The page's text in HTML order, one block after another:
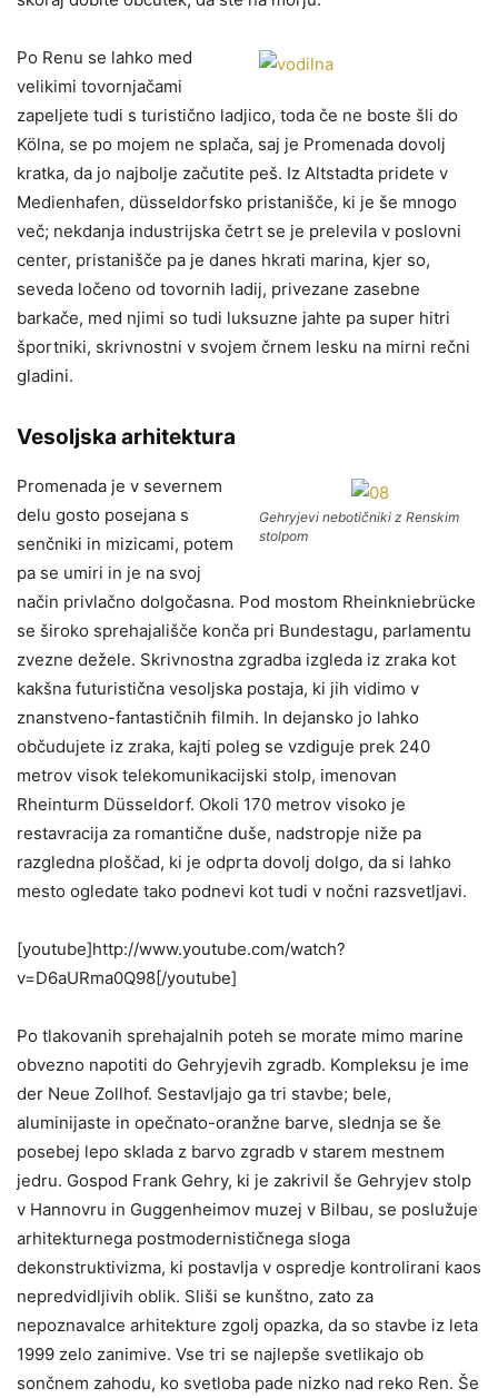
Po Renu se lahko med
velikimi tovornjačami
zapeljete tudi s turistično ladjico, toda če ne boste šli do
Kölna, se po mojem ne splača, saj je Promenada dovolj
kratka, da jo najbolje začutite peš. Iz Altstadta pridete v
Medienhafen, düsseldorfsko pristanišče, ki je še mnogo
več; nekdanja industrijska četrt se je prelevila v poslovni
center, pristanišče pa je danes hkrati marina, kjer so,
seveda ločeno od tovornih ladij, privezane zasebne
barkače, med njimi so tudi luksuzne jahte pa super hitri
športniki, skrivnostni v svojem črnem lesku na mirni rečni
gladini.
Vesoljska arhitektura
Gehryjevi nebotičniki z Renskim
stolpom
Promenada je v severnem
delu gosto posejana s
senčniki in mizicami, potem
pa se umiri in je na svoj
način privlačno dolgočasna. Pod mostom Rheinkniebrücke
se široko sprehajališče konča pri Bundestagu, parlamentu
zvezne dežele. Skrivnostna zgradba izgleda iz zraka kot
kakšna futuristična vesoljska postaja, ki jih vidimo v
znanstveno-fantastičnih filmih. In dejansko jo lahko
občudujete iz zraka, kajti poleg se vzdiguje prek 240
metrov visok telekomunikacijski stolp, imenovan
Rheinturm Düsseldorf. Okoli 170 metrov visoko je
restavracija za romantične duše, nadstropje niže pa
razgledna ploščad, ki je odprta dovolj dolgo, da si lahko
mesto ogledate tako podnevi kot tudi v nočni razsvetljavi.
[youtube]http://www.youtube.com/watch?
v=D6aURma0Q98[/youtube]
Po tlakovanih sprehajalnih poteh se morate mimo marine
obvezno napotiti do Gehryjevih zgradb. Kompleksu je ime
der Neue Zollhof. Sestavljajo ga tri stavbe; bele,
aluminijaste in opečnato-oranžne barve, slednja se še
posebej lepo sklada z barvo zgradb v starem mestnem
jedru. Gospod Frank Gehry, ki je zakrivil še Gehryjev stolp
v Hannovru in Guggenheimov muzej v Bilbau, se poslužuje
arhitekturnega postmodernističnega sloga
dekonstruktivizma, ki postavlja v ospredje kontrolirani kaos
nepredvidljivih oblik. Sliši se kunštno, zato za
nepoznavalce arhitekture zgolj opazka, da so stavbe iz leta
1999 zelo zanimive. Vse tri se najlepše svetlikajo ob
sončnem zahodu, ko svetloba pade nizko nad reko Ren. Še